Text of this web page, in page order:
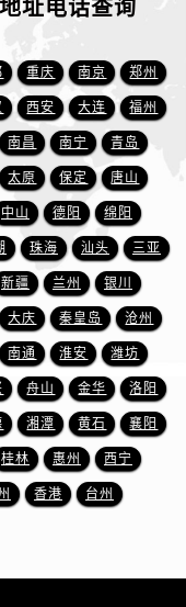
江西省景德镇市珠山区珠山中路真力时售后服务中心（需提前预约）
江西省九江市浔阳区浔阳路真力时售后服务中心（需提前预约）
江西省南昌市红谷滩新区红谷中大道998号绿地双子塔（中央广场）A1座办公楼14层1407室真力时售后服务中心（需提前预约）
江西省萍乡市安源区萍安北大道与康庄路交叉口真力时售后服务中心（需提前预约）
江西省上饶市信州区滨江西路真力时售后服务中心（需提前预约）
江西省新余市渝水区北湖西路真力时售后服务中心（需提前预约）
江西省宜春市袁州区中山中路真力时售后服务中心（需提前预约）
江西省鹰潭市月湖区胜利东路真力时售后服务中心（需提前预约）
山东省德州市德城区东风中路真力时售后服务中心（需提前预约）
山东省东营市东营区济南路真力时售后服务中心（需提前预约）
山东省济南市历下区经十路11111号华润中心写字楼（万象城）15层1508室真力时售后服务中心（需提前预约）
山东省济宁市任城区太白楼路真力时售后服务中心（需提前预约）
山东省莱芜市文化南路8号银座商城名表维修一楼名表维修真力时售后服务中心（需提前预约）
山东省临沂市兰山区解放路真力时售后服务中心（需提前预约）
山东省潍坊市奎文区东风东街真力时售后服务中心（需提前预约）
址电话查询
重庆 南京 郑州
西安 大连 福州
南昌 南宁 青岛
太原 保定 唐山
中山 德阳 绵阳
珠海 汕头 三亚
新疆 兰州 银川
大庆 秦皇岛 沧州
南通 淮安 潍坊
舟山 金华 洛阳
湘潭 黄石 襄阳
桂林 惠州 西宁
香港 台州